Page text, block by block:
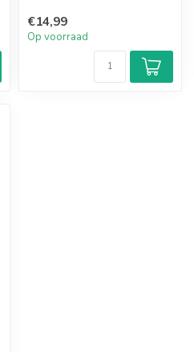
€14,99
Op voorraad